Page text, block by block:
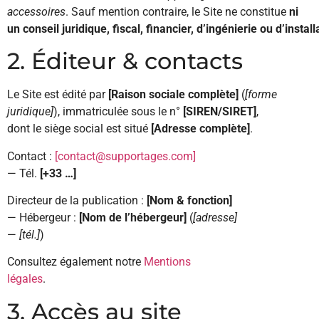
accessoires. Sauf mention contraire, le Site ne constitue ni
un conseil juridique, fiscal, financier, d’ingénierie ou
2. Éditeur & contacts
Le Site est édité par [Raison sociale complète] ([forme
juridique]), immatriculée sous le n° [SIREN/SIRET],
dont le siège social est situé [Adresse complète].
Contact : [contact@supportages.com]
— Tél. [+33 …]
Directeur de la publication : [Nom & fonction]
— Hébergeur : [Nom de l’hébergeur] ([adresse]
— [tél.])
Consultez également notre Mentions
légales.
3. Accès au site